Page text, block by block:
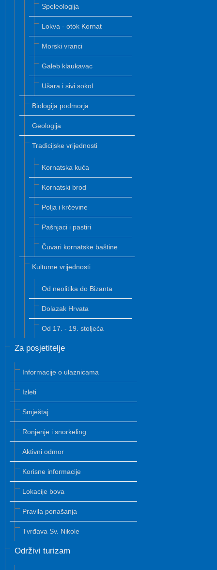
Speleologija
Lokva - otok Kornat
Morski vranci
Galeb klaukavac
Ušara i sivi sokol
Biologija podmorja
Geologija
Tradicijske vrijednosti
Kornatska kuća
Kornatski brod
Polja i krčevine
Pašnjaci i pastiri
Čuvari kornatske baštine
Kulturne vrijednosti
Od neolitika do Bizanta
Dolazak Hrvata
Od 17. - 19. stoljeća
Za posjetitelje
Informacije o ulaznicama
Izleti
Smještaj
Ronjenje i snorkeling
Aktivni odmor
Korisne informacije
Lokacije bova
Pravila ponašanja
Tvrđava Sv. Nikole
Održivi turizam